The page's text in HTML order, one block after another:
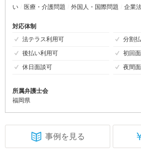
い
医療・介護問題 外国人・国際問題 企業
対応体制
法テラス利用可
分割
後払い利用可
初回
休日面談可
夜間
所属弁護士会
福岡県
事例を見る